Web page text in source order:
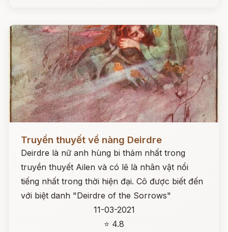
Đọc ngay
Truyền thuyết về nàng Deirdre
Deirdre là nữ anh hùng bi thảm nhất trong
truyền thuyết Ailen và có lẽ là nhân vật nổi
tiếng nhất trong thời hiện đại. Cô được biết đến
với biệt danh "Deirdre of the Sorrows"
11-03-2021
⭐ 4.8